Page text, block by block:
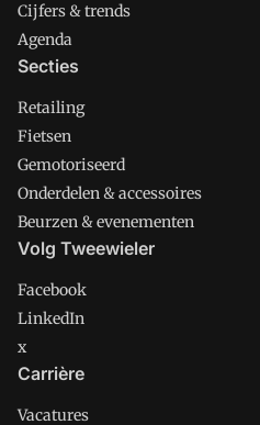
Cijfers & trends
Agenda
Secties
Retailing
Fietsen
Gemotoriseerd
Onderdelen & accessoires
Beurzen & evenementen
Volg Tweewieler
Facebook
LinkedIn
x
Carrière
Vacatures